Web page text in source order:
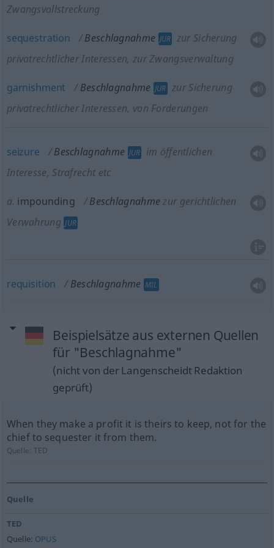
Zwangsvollstreckung
sequestration Beschlagnahme JUR zur Sicherung
privatrechtlicher Interessen, zur Zwangsverwaltung
garnishment Beschlagnahme JUR zur Sicherung
privatrechtlicher Interessen, von Forderungen
seizure Beschlagnahme JUR
im öffentlichen
Interesse, Strafrecht etc
a. impounding Beschlagnahme zur gerichtlichen
Verwahrung JUR
requisition Beschlagnahme MIL
Beispielsätze aus externen Quellen
für "Beschlagnahme"
(nicht von der Langenscheidt Redaktion
geprüft)
When they make a profit it is theirs to keep, not for the
chief to sequester it from them.
Quelle:TED
Quelle
TED
Quelle: OPUS